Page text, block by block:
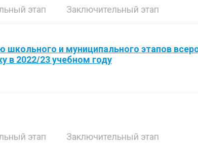
этап Заключительный этап
и муниципального этапов
в 2022/23 учебном году
этап Заключительный этап